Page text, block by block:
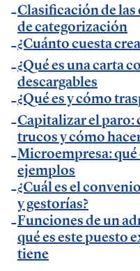
— Entrevista en
Marcos De La Cueva
— Participación como
España 2023.
Temáticas de
negocios | startups |
empresas| asesorías|
| pequeños negocios
desarrollo de negocio
Clasificación de
de categorización
¿Cuánto cuesta
¿Qué es una carta
descargables
¿Qué es y cómo
Capitalizar el paro:
trucos y cómo
Microempresa:
ejemplos
¿Cuál es el
y gestorías?
Funciones de un
qué es este puesto
tiene